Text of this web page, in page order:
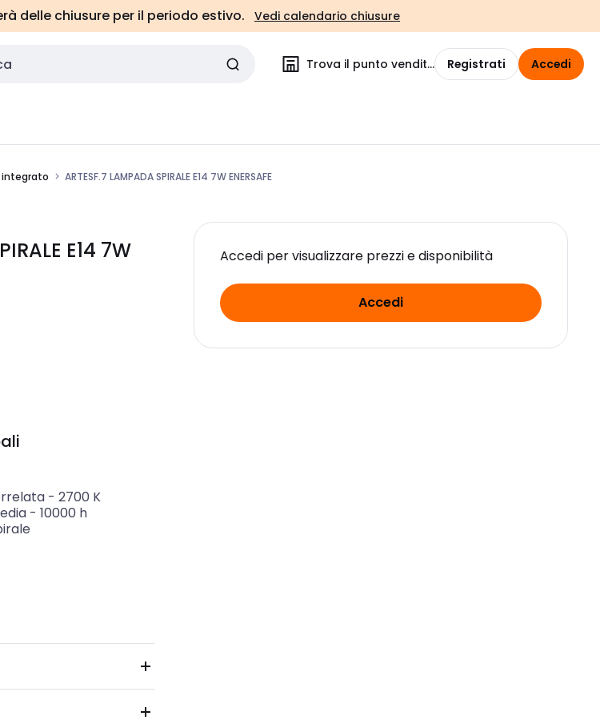
delle chiusure per il periodo estivo. Vedi calendario chiusure
Trova il punto vendita Registrati Accedi
ARTESF.7 LAMPADA SPIRALE E14 7W ENERSAFE
E14 7W
Accedi per visualizzare prezzi e disponibilità
Accedi
- 2700 K
- 10000 h